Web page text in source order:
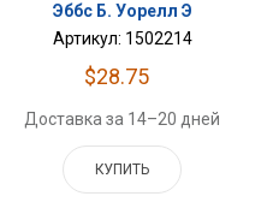
Эббс Б. Уорелл Э
Артикул: 1502214
$28.75
Доставка за 14–20 дней
КУПИТЬ